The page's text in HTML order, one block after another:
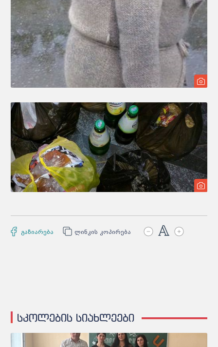
გაზიარება ლინკის კოპირება
სკოლების სიახლეები